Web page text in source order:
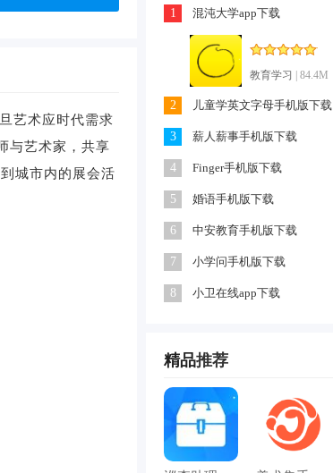
艺术应时代需求
与艺术家，共享
城市内的展会活
1 混沌大学app下载
教育学习 | 84.4M
2 儿童学英文字母手机版下载
3 薪人薪事手机版下载
4 Finger手机版下载
5 婚语手机版下载
6 中安教育手机版下载
7 小学问手机版下载
8 小卫在线app下载
精品推荐